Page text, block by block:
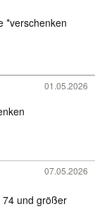
*verschenken
01.05.2026
07.05.2026
74 und größer